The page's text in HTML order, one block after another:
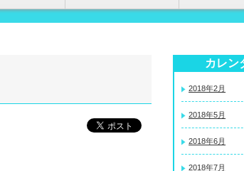
カレン
2018年2月
2018年5月
2018年6月
2018年7月